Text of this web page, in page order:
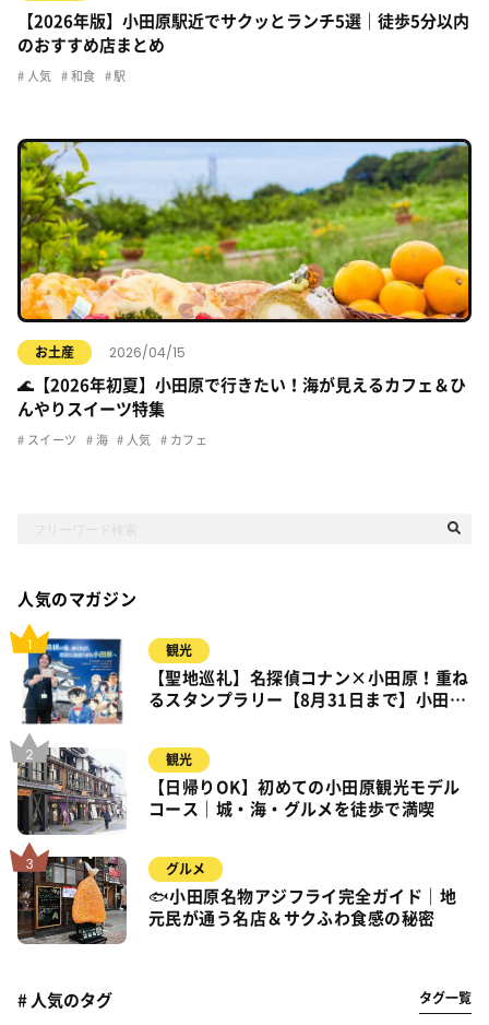
【2026年版】小田原駅近でサクッとランチ5選｜徒歩5分以内
のおすすめ店まとめ
人気 和食 駅
お土産 2026/04/15
🌊【2026年初夏】小田原で行きたい！海が見えるカフェ＆ひ
んやりスイーツ特集
スイーツ 海 人気 カフェ
人気のマガジン
観光
【聖地巡礼】名探偵コナン×小田原！重ね
るスタンプラリー【8月31日まで】小田
観光
【日帰りOK】初めての小田原観光モデル
コース｜城・海・グルメを徒歩で満喫
グルメ
🐟小田原名物アジフライ完全ガイド｜地
元民が通う名店＆サクふわ食感の秘密
# 人気のタグ タグ一覧